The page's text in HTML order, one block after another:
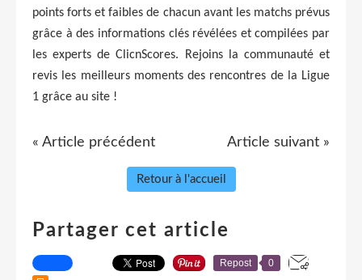
points forts et faibles de chacun avant les matchs prévus
grâce à des informations clés révélées et compilées par
les experts de ClicnScores. Rejoins la communauté et
revis les meilleurs moments des rencontres de la Ligue
1 grâce au site !
« Article précédent Article suivant »
Retour à l'accueil
Partager cet article
Repost 0